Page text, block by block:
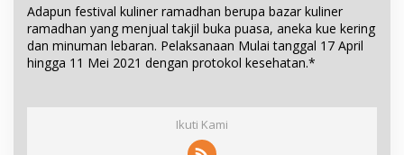
Adapun festival kuliner ramadhan berupa bazar kuliner
ramadhan yang menjual takjil buka puasa, aneka kue kering
dan minuman lebaran. Pelaksanaan Mulai tanggal 17 April
hingga 11 Mei 2021 dengan protokol kesehatan.*
Ikuti Kami